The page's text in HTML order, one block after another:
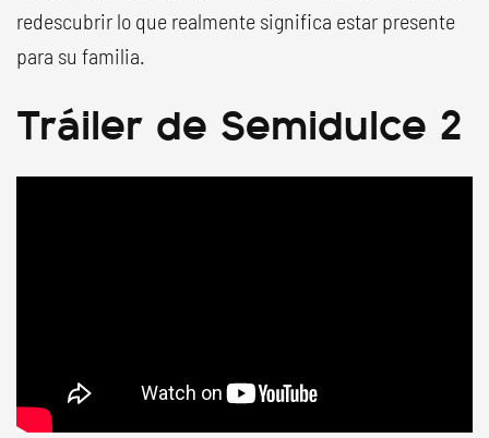
redescubrir lo que realmente significa estar presente
para su familia.
Tráiler de Semidulce 2